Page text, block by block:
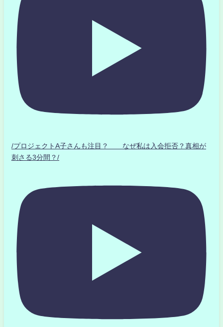
/プロジェクトA子さんも注目？ なぜ私は入会拒否？真相が
刺さる3分間？/